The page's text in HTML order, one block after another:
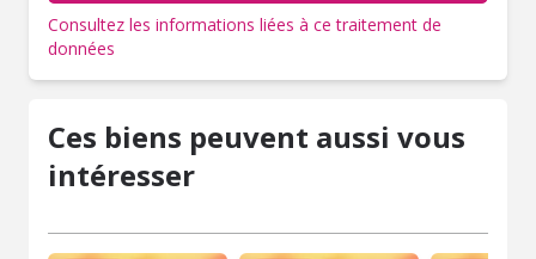
Consultez les informations liées à ce traitement de
données
Ces biens peuvent aussi vous
intéresser